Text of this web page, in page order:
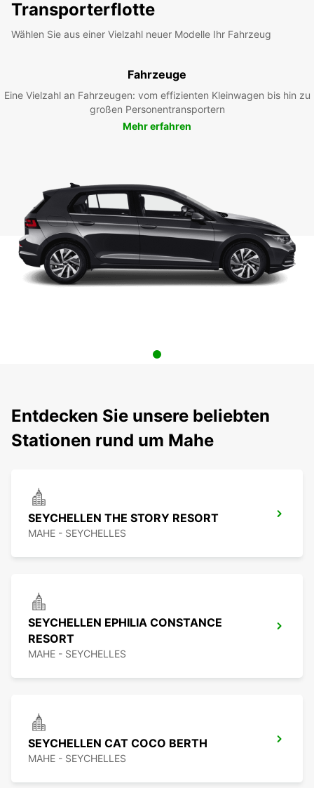
Transporterflotte
Wählen Sie aus einer Vielzahl neuer Modelle Ihr Fahrzeug
Fahrzeuge
Eine Vielzahl an Fahrzeugen: vom effizienten Kleinwagen bis hin zu
großen Personentransportern
Mehr erfahren
Entdecken Sie unsere beliebten
Stationen rund um Mahe
SEYCHELLEN THE STORY RESORT
MAHE - SEYCHELLES
SEYCHELLEN EPHILIA CONSTANCE
RESORT
MAHE - SEYCHELLES
SEYCHELLEN CAT COCO BERTH
MAHE - SEYCHELLES